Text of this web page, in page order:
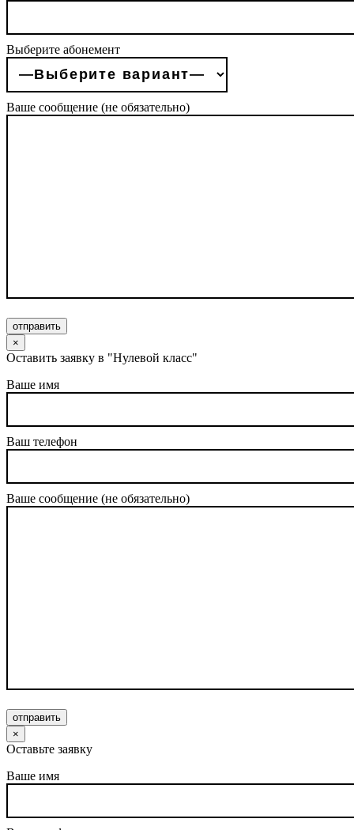
Выберите абонемент
Ваше сообщение (не обязательно)
отправить
×
Оставить заявку в "Нулевой класс"
Ваше имя
Ваш телефон
Ваше сообщение (не обязательно)
отправить
×
Оставьте заявку
Ваше имя